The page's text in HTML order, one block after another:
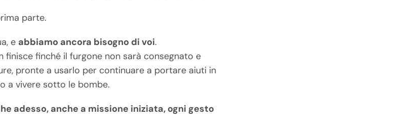
parte.
e abbiamo ancora bisogno di voi.
finisce finché il furgone non sarà consegnato e
pronte a usarlo per continuare a portare aiuti in
a vivere sotto le bombe.
adesso, anche a missione iniziata, ogni gesto